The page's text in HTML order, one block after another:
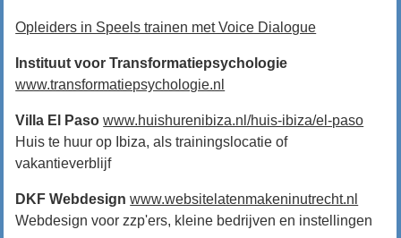
Opleiders in Speels trainen met Voice Dialogue
Instituut voor Transformatiepsychologie
www.transformatiepsychologie.nl
Villa El Pasowww.huishurenibiza.nl/huis-ibiza/el-paso
Huis te huur op Ibiza, als trainingslocatie of
vakantieverblijf
DKF Webdesign www.websitelatenmakeninutrecht.nl
Webdesign voor zzp'ers, kleine bedrijven en instellingen